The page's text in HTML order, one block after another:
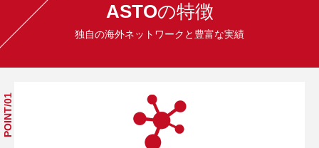
ASTOの特徴
独自の海外ネットワークと豊富な実績
POINT/01